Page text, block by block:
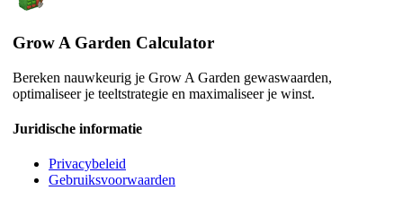
Grow A Garden Calculator
Bereken nauwkeurig je Grow A Garden gewaswaarden,
optimaliseer je teeltstrategie en maximaliseer je winst.
Juridische informatie
Privacybeleid
Gebruiksvoorwaarden